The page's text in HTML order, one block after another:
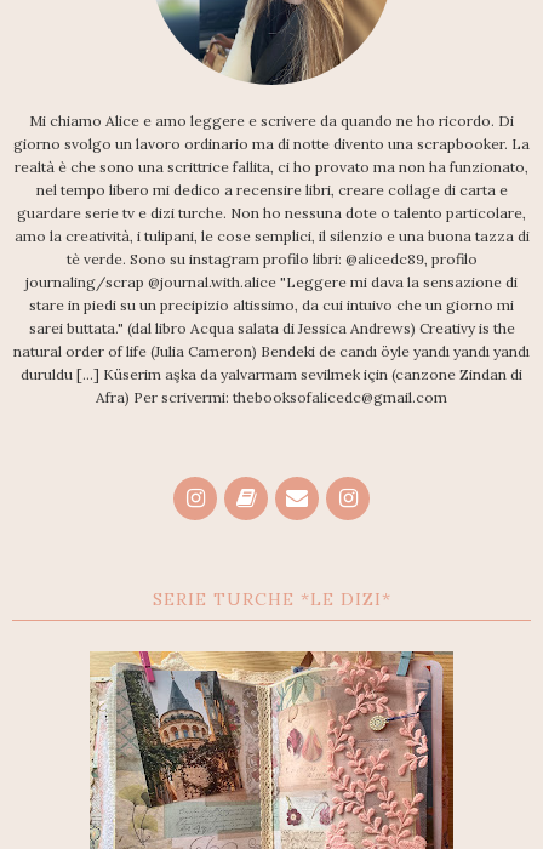
Mi chiamo Alice e amo leggere e scrivere da quando ne ho ricordo. Di
giorno svolgo un lavoro ordinario ma di notte divento una scrapbooker. La
realtà è che sono una scrittrice fallita, ci ho provato ma non ha funzionato,
nel tempo libero mi dedico a recensire libri, creare collage di carta e
guardare serie tv e dizi turche. Non ho nessuna dote o talento particolare,
amo la creatività, i tulipani, le cose semplici, il silenzio e una buona tazza di
tè verde. Sono su instagram profilo libri: @alicedc89, profilo
journaling/scrap @journal.with.alice "Leggere mi dava la sensazione di
stare in piedi su un precipizio altissimo, da cui intuivo che un giorno mi
sarei buttata." (dal libro Acqua salata di Jessica Andrews) Creativy is the
natural order of life (Julia Cameron) Bendeki de candı öyle yandı yandı yandı
duruldu [...] Küserim aşka da yalvarmam sevilmek için (canzone Zindan di
Afra) Per scrivermi: thebooksofalicedc@gmail.com
SERIE TURCHE *LE DIZI*